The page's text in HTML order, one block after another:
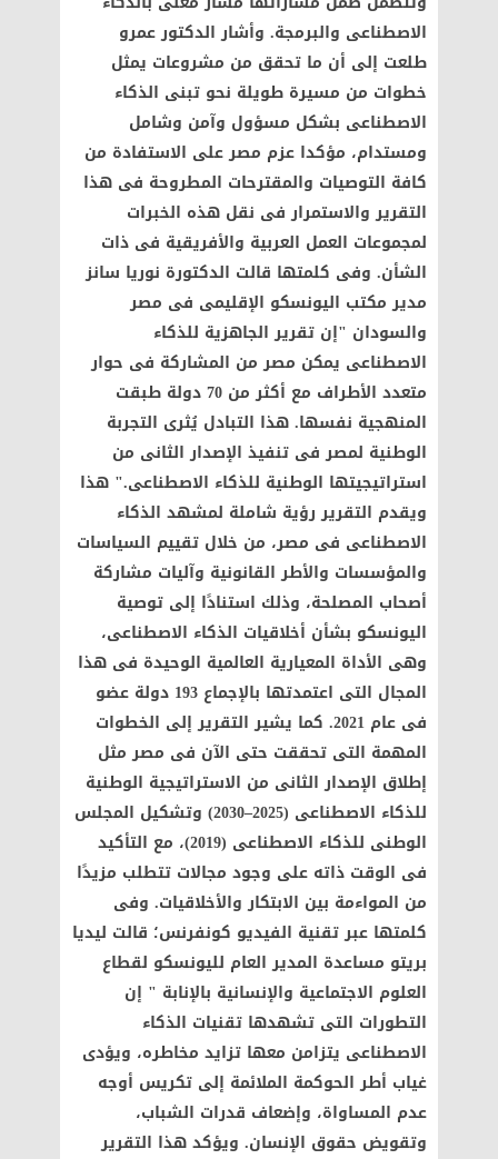
الاصطناعى والبرمجة. وأشار الدكتور عمرو
طلعت إلى أن ما تحقق من مشروعات يمثل
خطوات من مسيرة طويلة نحو تبنى الذكاء
الاصطناعى بشكل مسؤول وآمن وشامل
ومستدام، مؤكدا عزم مصر على الاستفادة من
كافة التوصيات والمقترحات المطروحة فى هذا
التقرير والاستمرار فى نقل هذه الخبرات
لمجموعات العمل العربية والأفريقية فى ذات
الشأن. وفى كلمتها قالت الدكتورة نوريا سانز
مدير مكتب اليونسكو الإقليمى فى مصر
والسودان "إن تقرير الجاهزية للذكاء
الاصطناعى يمكن مصر من المشاركة فى حوار
متعدد الأطراف مع أكثر من 70 دولة طبقت
المنهجية نفسها. هذا التبادل يُثرى التجربة
الوطنية لمصر فى تنفيذ الإصدار الثانى من
استراتيجيتها الوطنية للذكاء الاصطناعى." هذا
ويقدم التقرير رؤية شاملة لمشهد الذكاء
الاصطناعى فى مصر، من خلال تقييم السياسات
والمؤسسات والأطر القانونية وآليات مشاركة
أصحاب المصلحة، وذلك استنادًا إلى توصية
اليونسكو بشأن أخلاقيات الذكاء الاصطناعى،
وهى الأداة المعيارية العالمية الوحيدة فى هذا
المجال التى اعتمدتها بالإجماع 193 دولة عضو
فى عام 2021. كما يشير التقرير إلى الخطوات
المهمة التى تحققت حتى الآن فى مصر مثل
إطلاق الإصدار الثانى من الاستراتيجية الوطنية
للذكاء الاصطناعى (2025–2030) وتشكيل المجلس
الوطنى للذكاء الاصطناعى (2019)، مع التأكيد
فى الوقت ذاته على وجود مجالات تتطلب مزيدًا
من المواءمة بين الابتكار والأخلاقيات. وفى
كلمتها عبر تقنية الفيديو كونفرنس؛ قالت ليديا
بريتو مساعدة المدير العام لليونسكو لقطاع
العلوم الاجتماعية والإنسانية بالإنابة " إن
التطورات التى تشهدها تقنيات الذكاء
الاصطناعى يتزامن معها تزايد مخاطره، ويؤدى
غياب أطر الحوكمة الملائمة إلى تكريس أوجه
عدم المساواة، وإضعاف قدرات الشباب،
وتقويض حقوق الإنسان. ويؤكد هذا التقرير